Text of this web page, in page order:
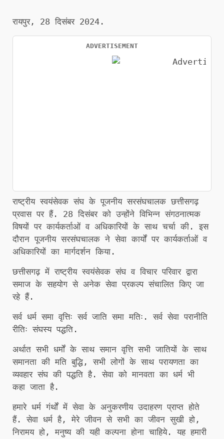
रायपुर, 28 दिसंबर 2024.
ADVERTISEMENT
राष्ट्रीय स्वयंसेवक संघ के पूजनीय सरसंघचालक छत्तीसगढ़
प्रवास पर हैं. 28 दिसंबर को उन्होंने विभिन्न संगठनात्मक
विषयों पर कार्यकर्ताओं व अधिकारियों के साथ चर्चा की. इस
दौरान पूजनीय सरसंघचालक ने सेवा कार्यों पर कार्यकर्ताओं व
अधिकारियों का मार्गदर्शन किया.
छत्तीसगढ़ में राष्ट्रीय स्वयंसेवक संघ व विचार परिवार द्वारा
समाज के सहयोग से अनेक सेवा प्रकल्प संचालित किए जा
रहे हैं.
सर्व धर्म समा वृत्तिः सर्व जाति समा मतिः. सर्व सेवा परानीति
रीतिः संघस्य पद्धति.
अर्थात सभी धर्मों के साथ समान वृत्ति सभी जातियों के साथ
समानता की मति बुद्धि, सभी लोगों के साथ परायणता का
व्यवहार संघ की पद्धति है. सेवा को मानवता का धर्म भी
कहा जाता है.
हमारे धर्म गंर्थों में सेवा के अनुकरणीय उदाहरण प्राप्त होते
हैं. सेवा धर्म है, मेरे जीवन से सभी का जीवन सुखी हो,
निरामय हो, मनुष्य की यही कल्पना होना चाहिये. यह हमारी